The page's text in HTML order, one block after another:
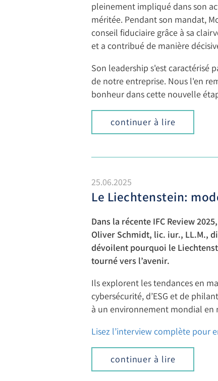
pleinement impliqué dans son
méritée. Pendant son mandat,
conseil fiduciaire grâce à sa
et a contribué de manière
Son leadership s'est caractérisé
de notre entreprise. Nous l'en
bonheur dans cette nouvelle
continuer à lire
25.06.2025
Le Liechtenstein:
Dans la récente IFC Review
Oliver Schmidt, lic. iur., LL.M.,
dévoilent pourquoi le
tourné vers l’avenir.
Ils explorent les tendances en
cybersécurité, d’ESG et de
à un environnement mondial en
Lisez l’interview complète pour
continuer à lire